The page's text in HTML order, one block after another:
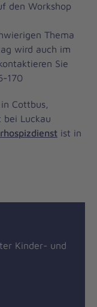
den Workshop
Thema
wird auch im
Sie
170
Cottbus,
bei Luckau
ist in
Kinder- und